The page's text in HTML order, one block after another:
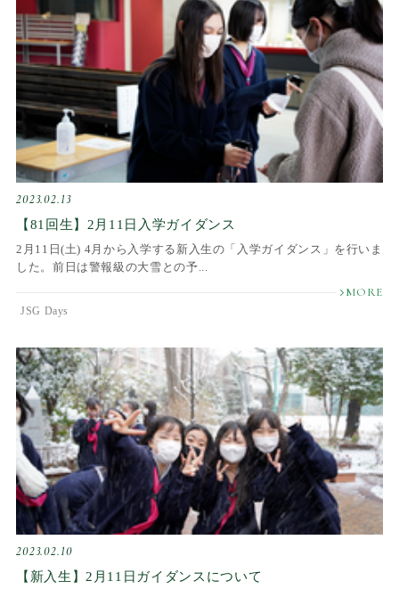
2023.02.13
【81回生】2月11日入学ガイダンス
2月11日(土) 4月から入学する新入生の「入学ガイダンス」を行いま
した。前日は警報級の大雪との予...
JSG Days
2023.02.10
【新入生】2月11日ガイダンスについて